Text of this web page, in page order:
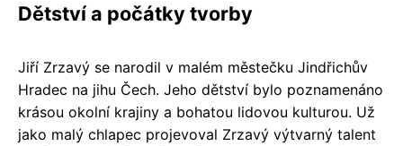
Dětství a počátky tvorby
Jiří Zrzavý se narodil v malém městečku Jindřichův
Hradec na jihu Čech. Jeho dětství bylo poznamenáno
krásou okolní krajiny a bohatou lidovou kulturou. Už
jako malý chlapec projevoval Zrzavý výtvarný talent